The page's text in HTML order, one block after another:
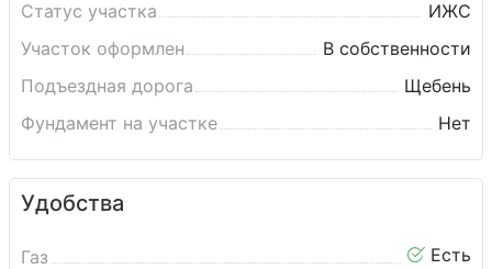
Статус участка
ИЖС
Участок оформлен
В собственности
Подъездная дорога
Щебень
Фундамент на участке
Нет
Удобства
Газ
Есть